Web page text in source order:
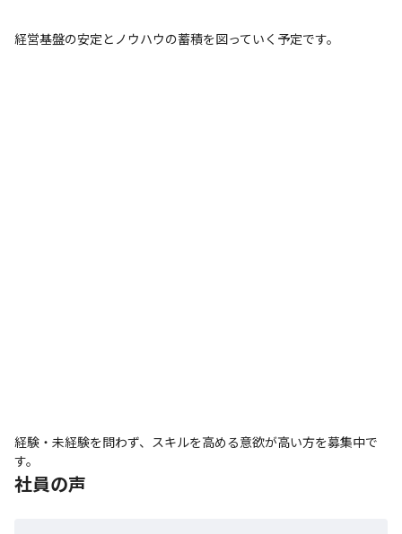
経営基盤の安定とノウハウの蓄積を図っていく予定です。
経験・未経験を問わず、スキルを高める意欲が高い方を募集中で
す。
社員の声